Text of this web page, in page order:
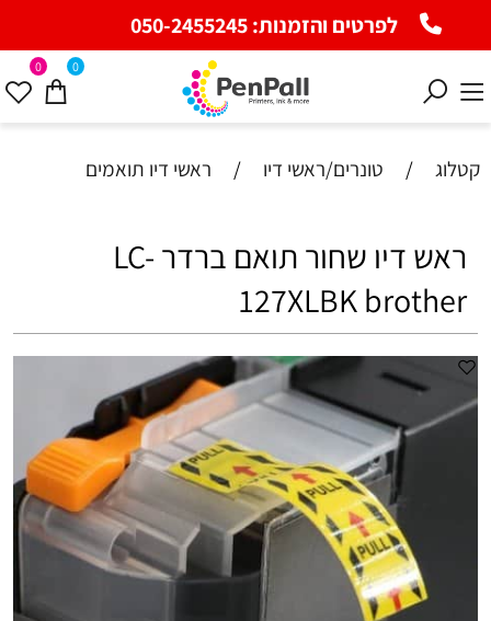
לפרטים והזמנות:050-2455245
0 0
קטלוג / טונרים/ראשי דיו / ראשי דיו תואמים
ראש דיו שחור תואם ברדר LC-
127XLBK brother